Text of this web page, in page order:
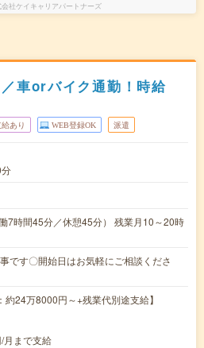
社ケイキャリアパートナーズ
車orバイク通勤！時給
あり WEB登録OK 派遣
7時間45分／休憩45分） 残業月10～20時
です〇開始日はお気軽にご相談くださ
約24万8000円～+残業代別途支給】
月まで支給